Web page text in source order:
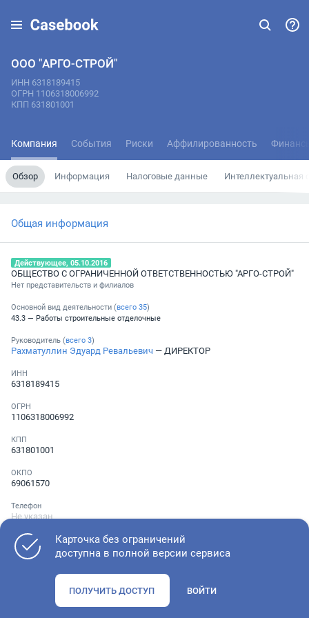
ООО "АРГО-СТРОЙ"
ИНН 6318189415
ОГРН 1106318006992
КПП 631801001
Компания События Риски Аффилированность
Обзор Информация Налоговые данные Интеллектуальная
Общая информация
Действующее, 05.10.2016
ОБЩЕСТВО С ОГРАНИЧЕННОЙ ОТВЕТСТВЕННОСТЬЮ "АРГО-СТРОЙ"
Нет представительств и филиалов
Основной вид деятельности (всего 35)
43.3 — Работы строительные отделочные
Руководитель (всего 3)
Рахматуллин Эдуард Ревальевич — ДИРЕКТОР
ИНН
6318189415
ОГРН
1106318006992
КПП
631801001
ОКПО
69061570
Телефон
Не указан
Проверьте учредительные документы, адрес регистрации и
Карточка без ограничений
доступна в полной версии сервиса
ПОЛУЧИТЬ ДОСТУП ВОЙТИ